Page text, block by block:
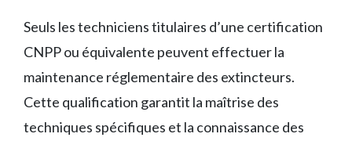
Seuls les techniciens titulaires d’une certification
CNPP ou équivalente peuvent effectuer la
maintenance réglementaire des extincteurs.
Cette qualification garantit la maîtrise des
techniques spécifiques et la connaissance des